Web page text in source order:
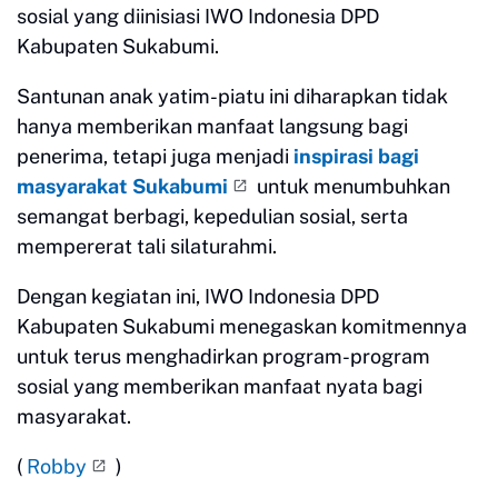
sosial yang diinisiasi IWO Indonesia DPD
Kabupaten Sukabumi.
Santunan anak yatim-piatu ini diharapkan tidak
hanya memberikan manfaat langsung bagi
penerima, tetapi juga menjadi inspirasi bagi
masyarakat Sukabumi
untuk menumbuhkan
semangat berbagi, kepedulian sosial, serta
mempererat tali silaturahmi.
Dengan kegiatan ini, IWO Indonesia DPD
Kabupaten Sukabumi menegaskan komitmennya
untuk terus menghadirkan program-program
sosial yang memberikan manfaat nyata bagi
masyarakat.
( Robby )